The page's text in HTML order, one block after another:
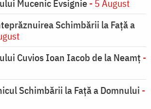
Mucenic Evsignie- 5 August
Schimbării la Faţă a
Cuvios Ioan Iacob de la Neamț -
Schimbării la Faţă a Domnului -